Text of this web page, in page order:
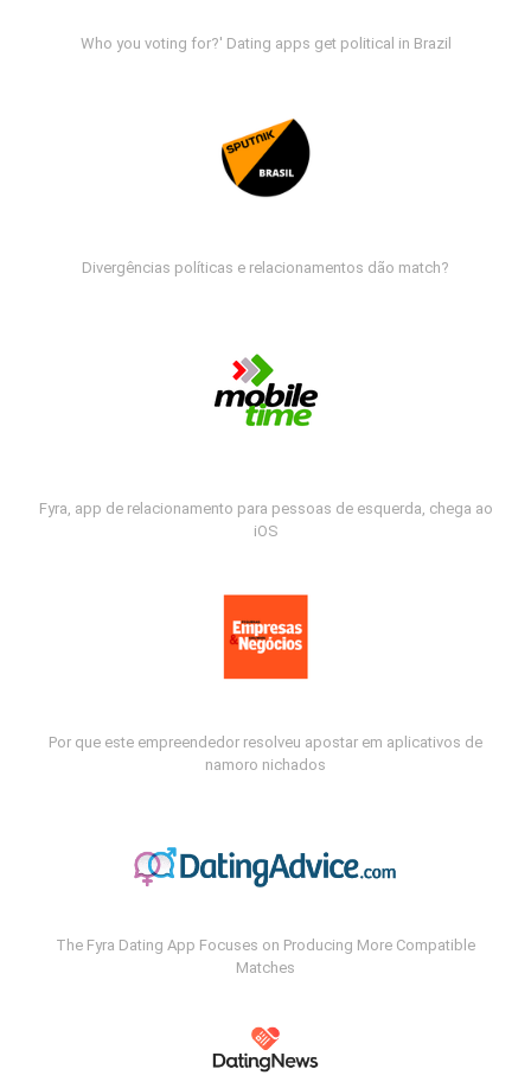
Who you voting for?' Dating apps get political in Brazil
Divergências políticas e relacionamentos dão match?
Fyra, app de relacionamento para pessoas de esquerda, chega ao
iOS
Por que este empreendedor resolveu apostar em aplicativos de
namoro nichados
The Fyra Dating App Focuses on Producing More Compatible
Matches